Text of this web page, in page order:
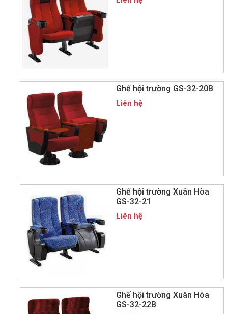
Ghế hội trường GS-32-20B
Liên hệ
Ghế hội trường Xuân Hòa
GS-32-21
Liên hệ
Ghế hội trường Xuân Hòa
GS-32-22B